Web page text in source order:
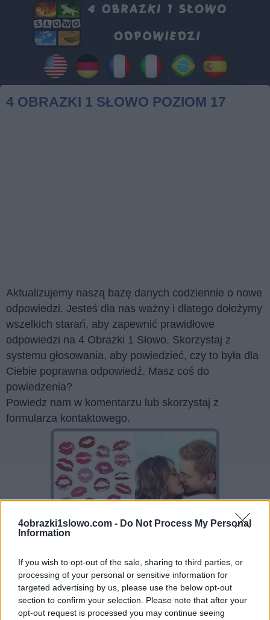
4obrazki1slowo.com - Do Not Process My Personal
Information
If you wish to opt-out of the sale, sharing to third parties, or
processing of your personal or sensitive information for
targeted advertising by us, please use the below opt-out
section to confirm your selection. Please note that after your
opt-out request is processed you may continue seeing
4 OBRAZKI 1 SŁOWO POZIOM 17
Aktualizujemy naszą bazę danych codziennie o nowe
odpowiedzi. Jesteś dla nas ważny i dlatego dołożymy
wszelkich starań, aby zapewnić prawidłowe
odpowiedzi na 4 Obrazki 1 Słowo. Skorzystaj z
systemu głosowania, aby powiedzieć, czy to była dla
Ciebie poprawna odpowiedź. Masz coś do
powiedzenia?
Powiedz nam w komentarzu lub skorzystaj z
formularza kontaktowego.